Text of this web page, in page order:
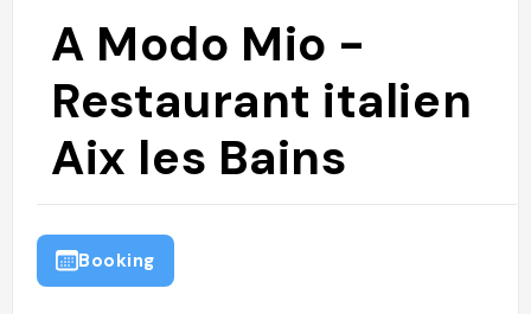
A Modo Mio -
Restaurant italien
Aix les Bains
Booking